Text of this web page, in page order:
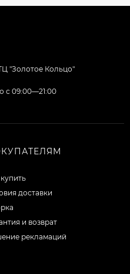
"Золотое Кольцо"
с 09:00—21:00
доставки
и возврат
рекламаций